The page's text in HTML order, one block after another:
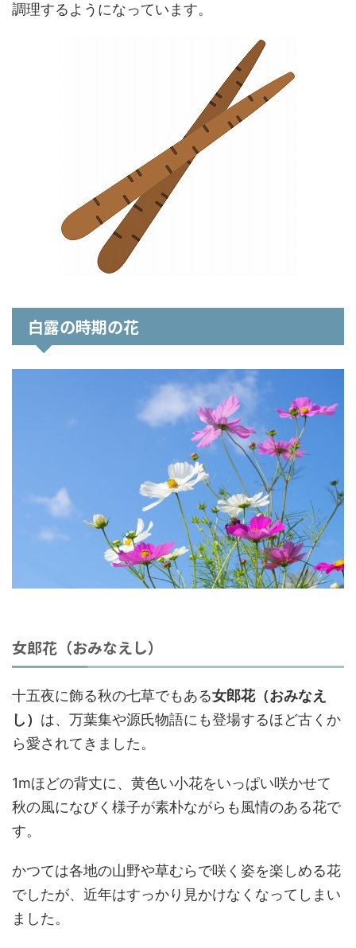
調理するようになっています。
白露の時期の花
女郎花（おみなえし）
十五夜に飾る秋の七草でもある女郎花（おみなえ
し） は、万葉集や源氏物語にも登場するほど古くか
ら愛されてきました。
1mほどの背丈に、黄色い小花をいっぱい咲かせて
秋の風になびく様子が素朴ながらも風情のある花で
す。
かつては各地の山野や草むらで咲く姿を楽しめる花
でしたが、近年はすっかり見かけなくなってしまい
ました。